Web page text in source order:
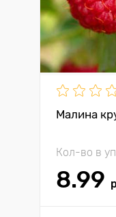
Малина
Кол-во в
8.99